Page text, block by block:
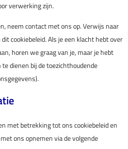
verwerking zijn.
neem contact met ons op. Verwijs naar
cookiebeleid. Als je een klacht hebt over
horen we graag van je, maar je hebt
dienen bij de toezichthoudende
met betrekking tot ons cookiebeleid en
ons opnemen via de volgende